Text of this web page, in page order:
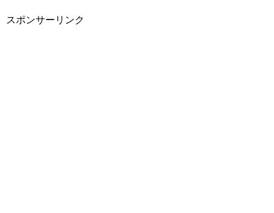
スポンサーリンク